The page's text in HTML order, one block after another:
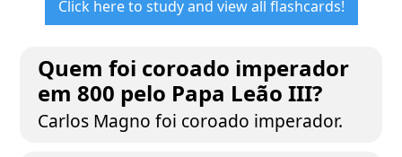
Click here to study and view all flashcards!
Quem foi coroado imperador
em 800 pelo Papa Leão III?
Carlos Magno foi coroado imperador.